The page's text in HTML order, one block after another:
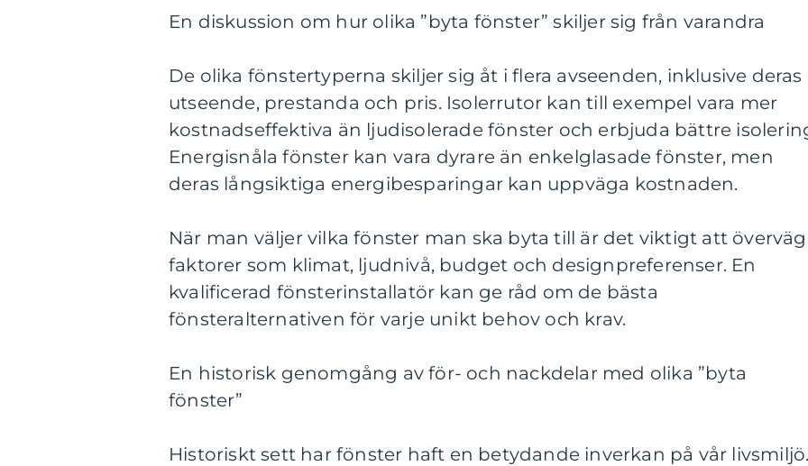
En diskussion om hur olika ”byta fönster” skiljer sig från varandra
De olika fönstertyperna skiljer sig åt i flera avseenden, inklusive deras
utseende, prestanda och pris. Isolerrutor kan till exempel vara mer
kostnadseffektiva än ljudisolerade fönster och erbjuda bättre
Energisnåla fönster kan vara dyrare än enkelglasade fönster, men
deras långsiktiga energibesparingar kan uppväga kostnaden.
När man väljer vilka fönster man ska byta till är det viktigt att
faktorer som klimat, ljudnivå, budget och designpreferenser. En
kvalificerad fönsterinstallatör kan ge råd om de bästa
fönsteralternativen för varje unikt behov och krav.
En historisk genomgång av för- och nackdelar med olika ”byta
fönster”
Historiskt sett har fönster haft en betydande inverkan på vår livsmiljö.